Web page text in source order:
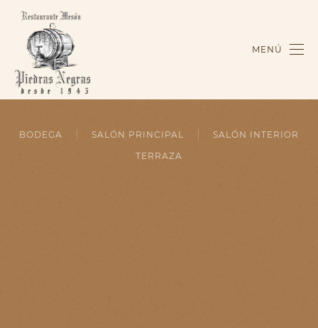
MENÚ
BODEGA SALÓN PRINCIPAL
SALÓN INTERIOR
TERRAZA